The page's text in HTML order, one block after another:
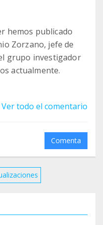
hemos publicado
Zorzano, jefe de
grupo investigador
actualmente.
que habla del
trabajando en
y en las
por mutaciones
en las
Ver todo el comentario
Comenta